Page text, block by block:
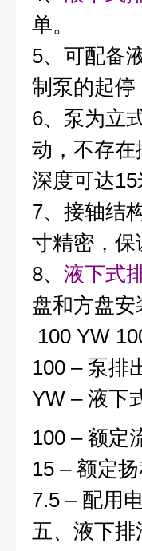
单。
5、可配备
制泵的起
6、 泵为立
动，不存
深度可达15
7、接轴结
寸精密，
8、 液下式
盘和方盘安
100 YW
100 – 泵排
YW – 液下
100 – 额定
15 – 额定扬
7.5 – 配用
五、 液下排